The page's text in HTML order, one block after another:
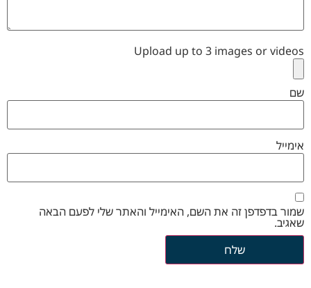
Upload up to 3 images or videos
שם
אימייל
שמור בדפדפן זה את השם, האימייל והאתר שלי לפעם הבאה
שאגיב.